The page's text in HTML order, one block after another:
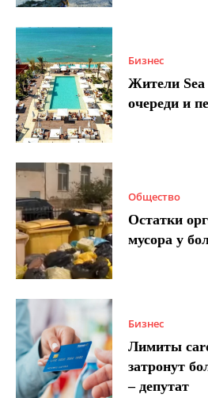
Бизнес
Жители
очереди и
Общество
Остатки
мусора у
Бизнес
Лимиты
затронут
– депутат